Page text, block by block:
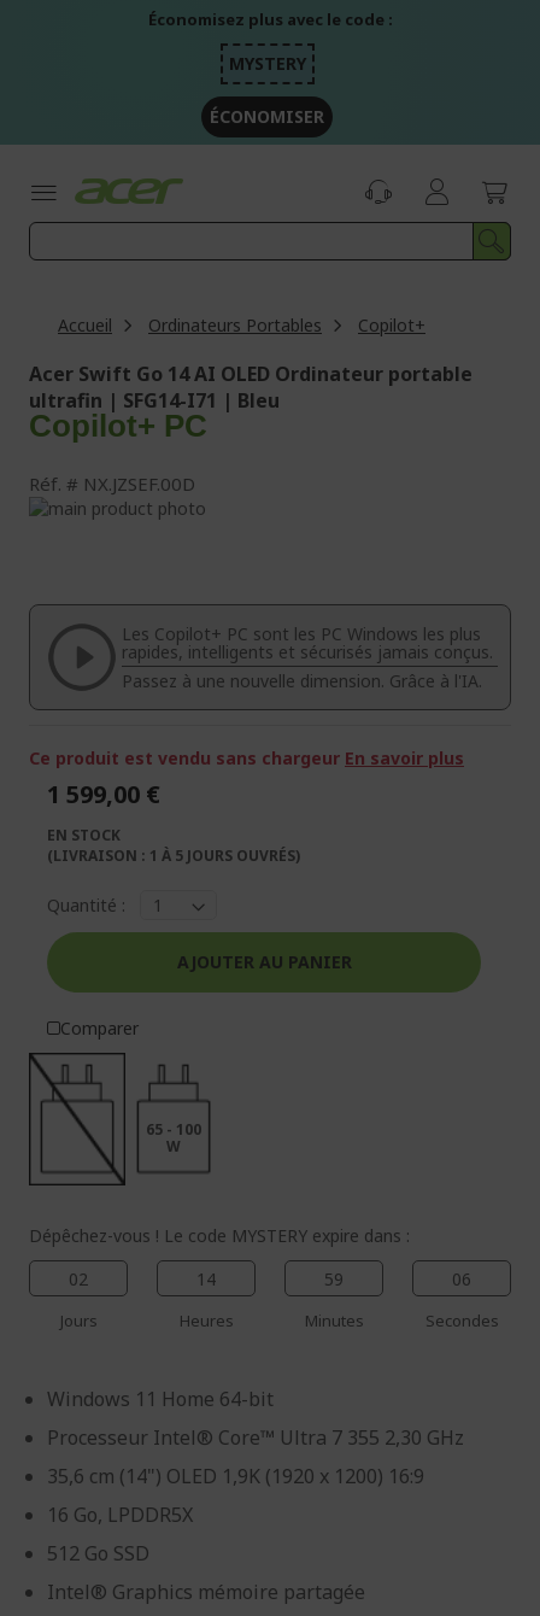
Économisez plus avec le code :
MYSTERY
ÉCONOMISER
Accueil Ordinateurs Portables Copilot+
Acer Swift Go 14 AI OLED Ordinateur portable
ultrafin | SFG14-I71 | Bleu
Copilot+ PC
Réf. NX.JZSEF.00D
Passer
de
galerie
d’images
de
Galerie
d’images
Les Copilot+ PC sont les PC Windows les plus
rapides, intelligents et sécurisés jamais conçus.
Passez à une nouvelle dimension. Grâce à l'IA.
Dépêchez-vous ! Le code MYSTERY expire dans :
02
Jours
14
Heures
59
Minutes
05
Secondes
Windows 11 Home 64-bit
Processeur Intel® Core™ Ultra 7 355 2,30 GHz
35,6 cm (14") OLED 1,9K (1920 x 1200) 16:9
16 Go, LPDDR5X
512 Go SSD
Intel® Graphics mémoire partagée
1 599,00 €
EN STOCK
(LIVRAISON : 1 À 5 JOURS OUVRÉS)
Quantité :
AJOUTER AU PANIER
Comparer
65 - 100
W
Ce produit est vendu sans chargeur En savoir plus